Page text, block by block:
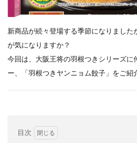
新商品が続々登場する季節になりました
が気になりますか？
今回は、大阪王将の羽根つきシリーズに
ー、「羽根つきヤンニョム餃子」をご紹
目次
肉汁爆弾餃子
米飯
羽根つ
羽根つきタン塩餃子
羽根つき餃子
肉まん・豚まん
蒸籠
衛生管理
袋入り餃子
謹製 羽根つき なにわのお好み餃子
うどん